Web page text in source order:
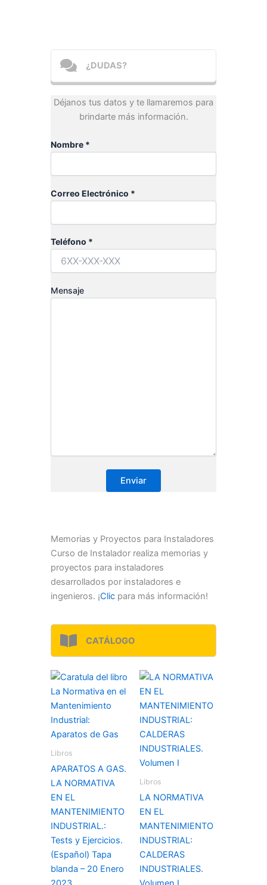
¿DUDAS?
Déjanos tus datos y te llamaremos para
brindarte más información.
Nombre *
Correo Electrónico *
Teléfono *
Mensaje
Memorias y Proyectos para Instaladores
Curso de Instalador realiza memorias y
proyectos para instaladores
desarrollados por instaladores e
ingenieros. ¡Clic para más información!
CATÁLOGO
Libros
APARATOS A GAS.
LA NORMATIVA
EN EL
MANTENIMIENTO
INDUSTRIAL.:
Tests y Ejercicios.
(Español) Tapa
blanda – 20 Enero
Libros
LA NORMATIVA
EN EL
MANTENIMIENTO
INDUSTRIAL:
CALDERAS
INDUSTRIALES.